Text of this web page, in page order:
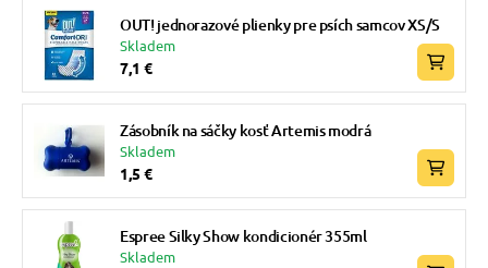
OUT! jednorazové plienky pre psích samcov XS/S
Skladem
7,1 €
Zásobník na sáčky kosť Artemis modrá
Skladem
1,5 €
Espree Silky Show kondicionér 355ml
Skladem